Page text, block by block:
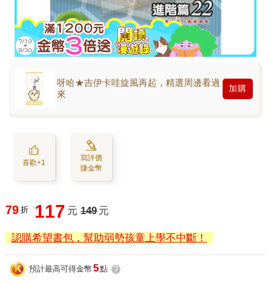
呀哈★吉伊卡哇旋風再起，精選周邊看過
來
加購
喜歡+1
寫評價
賺金幣
79 折 117 元 149 元
認購希望書包，幫助弱勢孩童上學不中斷！
預計最高可得金幣 5點 ?